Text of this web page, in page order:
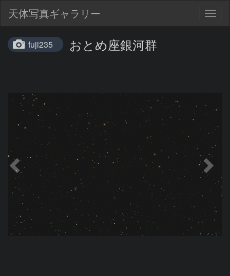
天体写真ギャラリー
fuji235 おとめ座銀河群